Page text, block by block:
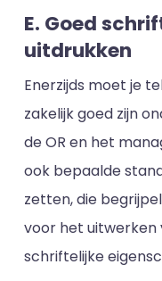
E. Goed
uitdrukken
Enerzijds moet je
zakelijk goed zijn
de OR en het
ook bepaalde
zetten, die
voor het uitwerken
schriftelijke